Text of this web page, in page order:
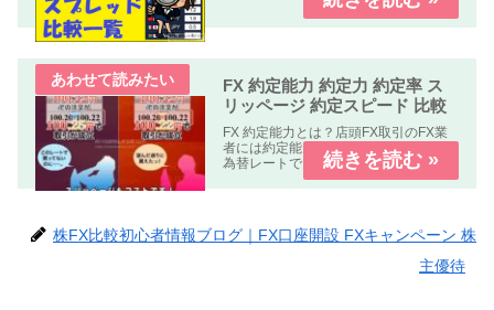
FX 約定能力 約定力 約定率 ス
リッページ 約定スピード 比較
FX 約定能力とは？店頭FX取引のFX業
者には約定能力の高いFX業者指定した
為替レートできちんと約定する。約定
能力の低いFX業者指定した為替レート
定能力 比較 まとめFX...
株FX比較初心者情報ブログ｜FX口座開設 FXキャンペーン 株
主優待